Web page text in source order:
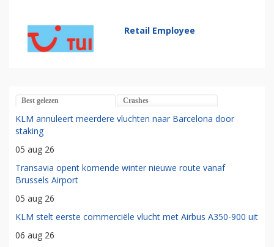
Retail Employee
Best gelezen Crashes
KLM annuleert meerdere vluchten naar Barcelona door
staking
05 aug 26
Transavia opent komende winter nieuwe route vanaf
Brussels Airport
05 aug 26
KLM stelt eerste commerciële vlucht met Airbus A350-900 uit
06 aug 26